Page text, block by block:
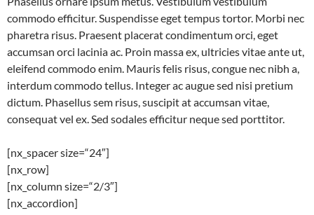
commodo efficitur. Suspendisse eget tempus tortor. Morbi nec
pharetra risus. Praesent placerat condimentum orci, eget
accumsan orci lacinia ac. Proin massa ex, ultricies vitae ante ut,
eleifend commodo enim. Mauris felis risus, congue nec nibh a,
interdum commodo tellus. Integer ac augue sed nisi pretium
dictum. Phasellus sem risus, suscipit at accumsan vitae,
consequat vel ex. Sed sodales efficitur neque sed porttitor.
[nx_spacer size=“24″]
[nx_row]
[nx_column size=“2/3″]
[nx_accordion]